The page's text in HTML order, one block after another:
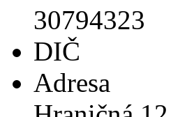
30794323
DIČ
Adresa